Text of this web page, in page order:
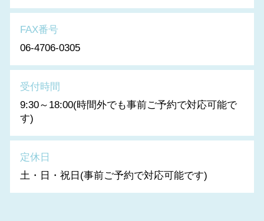
FAX番号
06-4706-0305
受付時間
9:30～18:00(時間外でも事前ご予約で対応可能で
す)
定休日
土・日・祝日(事前ご予約で対応可能です)